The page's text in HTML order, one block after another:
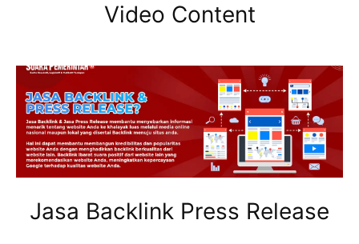
Video Content
Jasa Backlink Press Release